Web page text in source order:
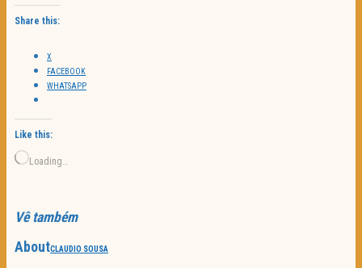
Share this:
X
FACEBOOK
WHATSAPP
Like this:
Loading…
Vê também
AboutCLAUDIO SOUSA